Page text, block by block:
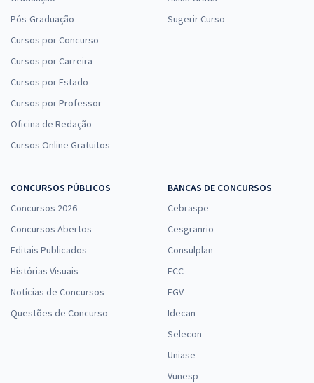
Pós-Graduação
Cursos por Concurso
Cursos por Carreira
Cursos por Estado
Cursos por Professor
Oficina de Redação
Cursos Online Gratuitos
Sugerir Curso
CONCURSOS PÚBLICOS
Concursos 2026
Concursos Abertos
Editais Publicados
Histórias Visuais
Notícias de Concursos
Questões de Concurso
BANCAS DE CONCURSOS
Cebraspe
Cesgranrio
Consulplan
FCC
FGV
Idecan
Selecon
Uniase
Vunesp